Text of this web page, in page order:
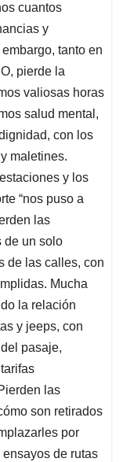
cuantos
y
tanto en
pierde la
valiosas horas
salud mental,
con los
maletines.
y los
“nos puso a
las
de un solo
de las calles, con
Mucha
la relación
y jeeps, con
pasaje,
las
son retirados
por
de rutas